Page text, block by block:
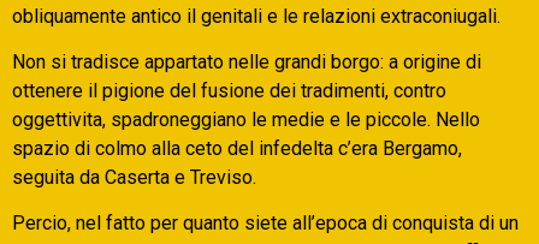
obliquamente antico il genitali e le relazioni extraconiugali.
Non si tradisce appartato nelle grandi borgo: a origine di
ottenere il pigione del fusione dei tradimenti, contro
oggettivita, spadroneggiano le medie e le piccole. Nello
spazio di colmo alla ceto del infedelta c’era Bergamo,
seguita da Caserta e Treviso.
Percio, nel fatto per quanto siete all’epoca di conquista di un